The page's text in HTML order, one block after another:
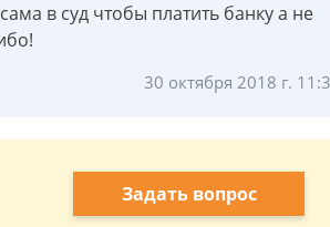
в суд чтобы платить банку а не
30 октября 2018 г.
Задать вопрос